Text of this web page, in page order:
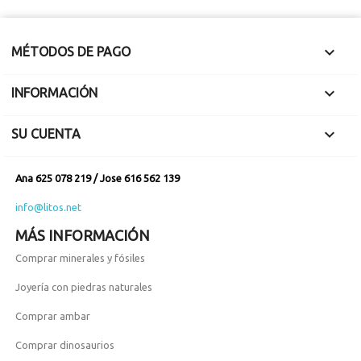
MÉTODOS DE PAGO 
INFORMACIÓN 
SU CUENTA 
Ana 625 078 219 / Jose 616 562 139
info@litos.net
MÁS INFORMACIÓN
Comprar minerales y fósiles
Joyería con piedras naturales
Comprar ambar
Comprar dinosaurios